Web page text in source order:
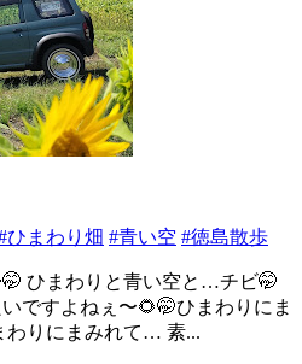
ひまわり畑 #青い空 #徳島散歩
ひまわりと青い空と…チビ🤭
ですよねぇ〜🌻🤭ひまわりにま
りにまみれて… 素...